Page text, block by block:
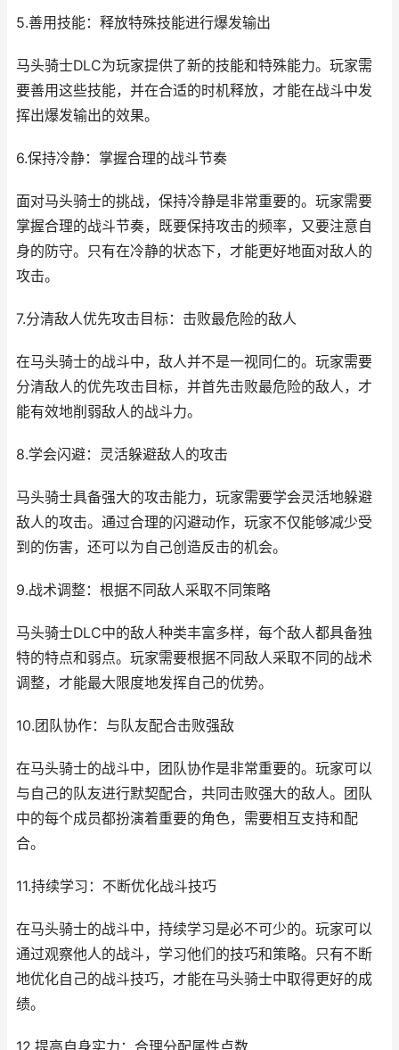
5.善用技能：释放特殊技能进行爆发输出
马头骑士DLC为玩家提供了新的技能和特殊能力。玩家需
要善用这些技能，并在合适的时机释放，才能在战斗中发
挥出爆发输出的效果。
6.保持冷静：掌握合理的战斗节奏
面对马头骑士的挑战，保持冷静是非常重要的。玩家需要
掌握合理的战斗节奏，既要保持攻击的频率，又要注意自
身的防守。只有在冷静的状态下，才能更好地面对敌人的
攻击。
7.分清敌人优先攻击目标：击败最危险的敌人
在马头骑士的战斗中，敌人并不是一视同仁的。玩家需要
分清敌人的优先攻击目标，并首先击败最危险的敌人，才
能有效地削弱敌人的战斗力。
8.学会闪避：灵活躲避敌人的攻击
马头骑士具备强大的攻击能力，玩家需要学会灵活地躲避
敌人的攻击。通过合理的闪避动作，玩家不仅能够减少受
到的伤害，还可以为自己创造反击的机会。
9.战术调整：根据不同敌人采取不同策略
马头骑士DLC中的敌人种类丰富多样，每个敌人都具备独
特的特点和弱点。玩家需要根据不同敌人采取不同的战术
调整，才能最大限度地发挥自己的优势。
10.团队协作：与队友配合击败强敌
在马头骑士的战斗中，团队协作是非常重要的。玩家可以
与自己的队友进行默契配合，共同击败强大的敌人。团队
中的每个成员都扮演着重要的角色，需要相互支持和配
合。
11.持续学习：不断优化战斗技巧
在马头骑士的战斗中，持续学习是必不可少的。玩家可以
通过观察他人的战斗，学习他们的技巧和策略。只有不断
地优化自己的战斗技巧，才能在马头骑士中取得更好的成
绩。